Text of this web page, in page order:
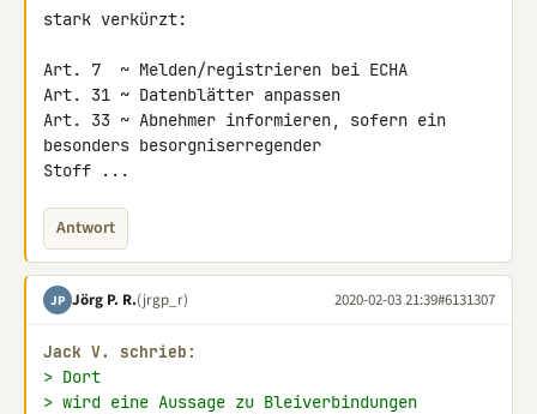
stark verkürzt:
Art. 7  ~ Melden/registrieren bei ECHA
Art. 31 ~ Datenblätter anpassen
Art. 33 ~ Abnehmer informieren, sofern ein
besonders besorgniserregender
Stoff ...
Antwort
JP Jörg P. R.(jrgp_r) 2020-02-03 21:39#6131307
Jack V. schrieb:
> Dort
> wird eine Aussage zu Bleiverbindungen